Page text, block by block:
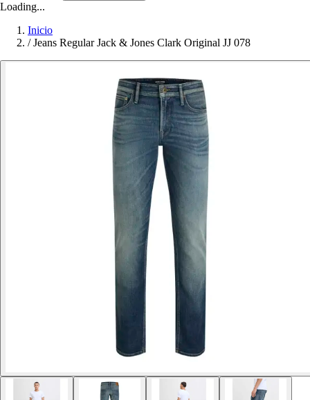
Loading...
Inicio
/ Jeans Regular Jack & Jones Clark Original JJ 078